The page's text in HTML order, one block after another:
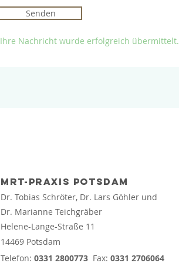
Senden
Ihre Nachricht wurde erfolgreich übermittelt.
MRT-PRAXIS POTSDAM
Dr. Tobias Schröter, Dr. Lars Göhler und
Dr. Marianne Teichgräber
Helene-Lange-Straße 11
14469 Potsdam
Telefon:0331 2800773 Fax:0331 2706064